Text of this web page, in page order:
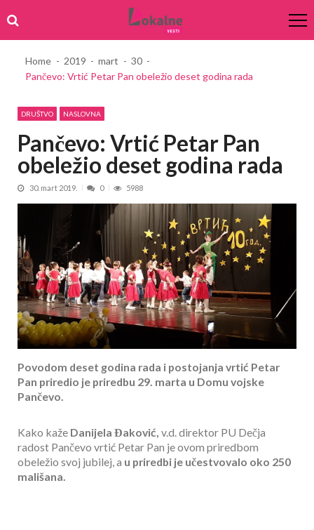
to
navigation
to
content
Home 2019 mart
30
Pančevo: Vrtić Petar Pan obeležio deset godina rada
DRUŠTVO NASLOVNA
Pančevo: Vrtić Petar Pan
obeležio deset godina rada
30. mart 2019. 0 5988
Povodom deset godina rada i postojanja vrtić Petar
Pan priredio je priredbu 29. marta u Domu vojske
Pančevo.
Kako kaže Danijela Đaković, v.d. direktor PU Dečja
radost Pančevo vrtić Petar Pan je ovom priredbom
obeležio svoj jubilej, a u priredbi je učestvovalo oko 250
mališana.